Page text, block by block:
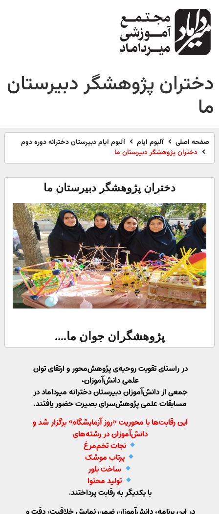
دختران پژوهشگر دبیرستان
ما
صفحه اصلی آلبوم ایام
آلبوم ایام دبیرستان دخترانه دوره دوم
دختران پژوهشگر دبیرستان ما
دختران پژوهشگر دبیرستان ما
پژوهشگران جوان ما....
در راستای تقویت روحیه‌ی پژوهش‌محور و ارتقای توان
علمی دانش‌آموزان،
جمعی از دانش‌آموزان دبیرستان دخترانه میرداماد در
مسابقات علمی پژوهش‌سرای بصیرت حضور یافتند.
این رقابت‌ها با محوریت «روز آزمایشگاه» برگزار شد و
دانش‌آموزان در رشته‌های
نجات تخم‌مرغ
پرتاب موشک
ساخت بلور
تولید محتوا
با یکدیگر به رقابت پرداختند.
در این برنامه، دانش‌آموزان ضمن نمایش خلاقیت، دقت و